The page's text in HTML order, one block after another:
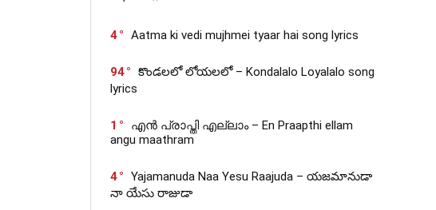
4 Aatma ki vedi mujhmei tyaar hai song lyrics
94
కొండలలో లోయలలో – Kondalalo Loyalalo song
lyrics
1
എൻ പ്രാപ്തി എല്ലാം – En Praapthi ellam
angu maathram
4
Yajamanuda Naa Yesu Raajuda – యజమానుడా
నా యేసు రాజుడా